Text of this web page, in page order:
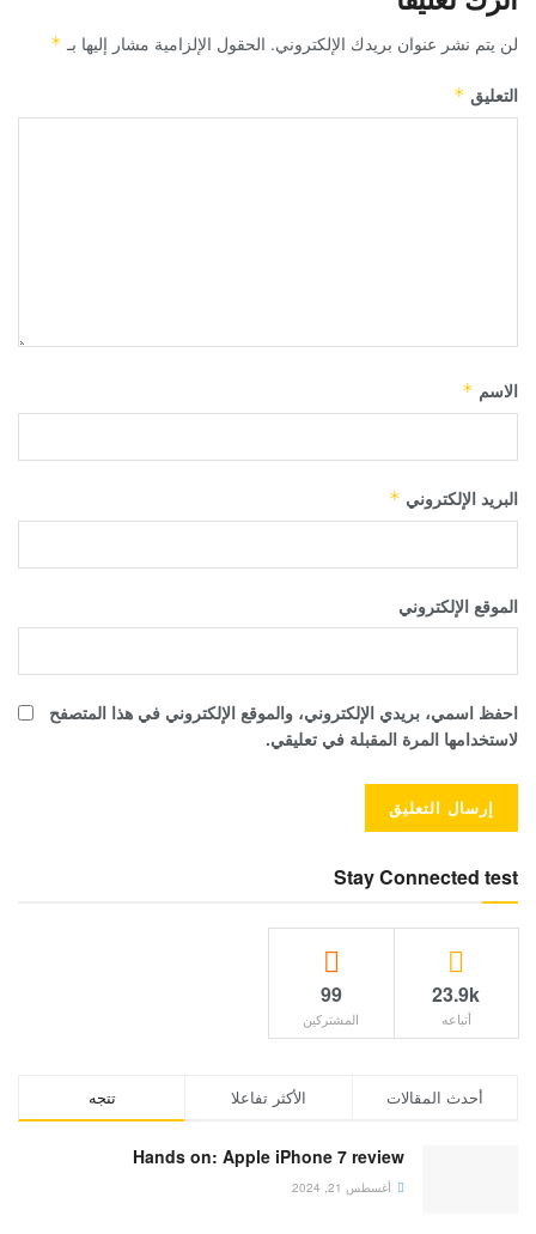
لن يتم نشر عنوان بريدك الإلكتروني. الحقول الإلزامية مشار إليها بـ *
التعليق *
الاسم *
البريد الإلكتروني *
الموقع الإلكتروني
احفظ اسمي، بريدي الإلكتروني، والموقع الإلكتروني في هذا المتصفح
لاستخدامها المرة المقبلة في تعليقي.
Stay Connected test
23.9k
أتباعه
99
المشتركين
تتجه الأكثر تفاعلا أحدث المقالات
Hands on: Apple iPhone 7 review
أغسطس 21, 2024